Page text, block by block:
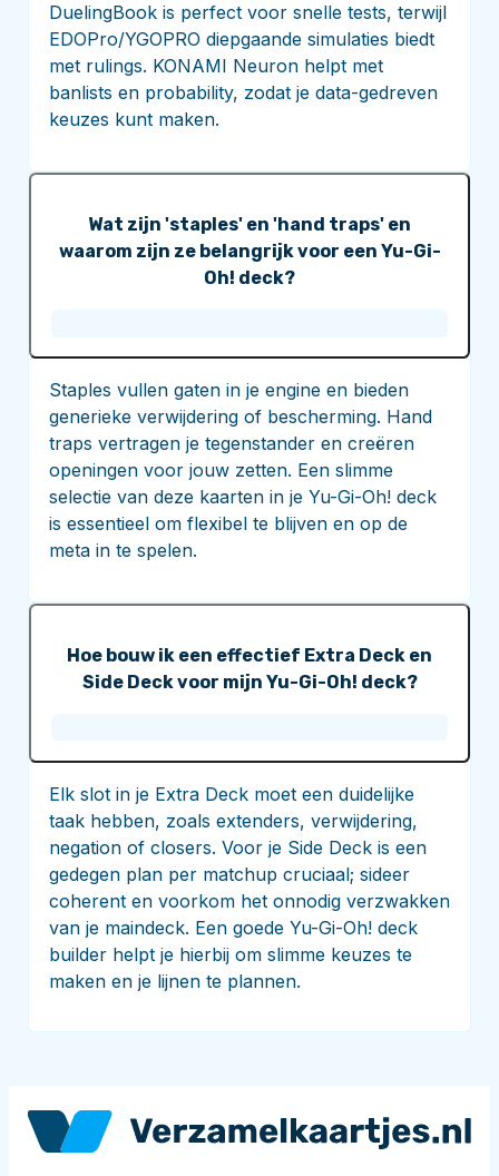
DuelingBook is perfect voor snelle tests, terwijl
EDOPro/YGOPRO diepgaande simulaties biedt
met rulings. KONAMI Neuron helpt met
banlists en probability, zodat je data-gedreven
keuzes kunt maken.
Wat zijn 'staples' en 'hand traps' en
waarom zijn ze belangrijk voor een Yu-Gi-
Oh! deck?
Staples vullen gaten in je engine en bieden
generieke verwijdering of bescherming. Hand
traps vertragen je tegenstander en creëren
openingen voor jouw zetten. Een slimme
selectie van deze kaarten in je Yu-Gi-Oh! deck
is essentieel om flexibel te blijven en op de
meta in te spelen.
Hoe bouw ik een effectief Extra Deck en
Side Deck voor mijn Yu-Gi-Oh! deck?
Elk slot in je Extra Deck moet een duidelijke
taak hebben, zoals extenders, verwijdering,
negation of closers. Voor je Side Deck is een
gedegen plan per matchup cruciaal; sideer
coherent en voorkom het onnodig verzwakken
van je maindeck. Een goede Yu-Gi-Oh! deck
builder helpt je hierbij om slimme keuzes te
maken en je lijnen te plannen.